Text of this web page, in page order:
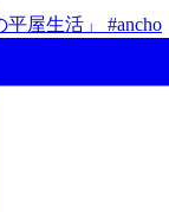
屋生活」 #ancho